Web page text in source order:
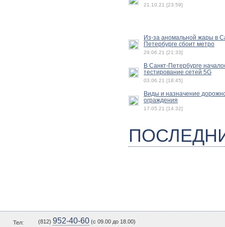
21.10.21 [23:59]
Из-за аномальной жары в
Петербурге сбоит метро
29.06.21 [21:33]
В Санкт-Петербурге
тестирование сетей 5G
03.06.21 [18:45]
Виды и назначение
ограждения
17.05.21 [14:32]
Тел: (812) 952-40-60 (c 09.00 до 18.00)